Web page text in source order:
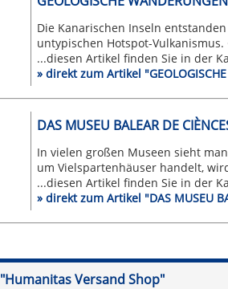
Die Kanarischen Inseln
untypischen Hotspot-Vulkanismus.
...diesen Artikel finden Sie in der
» direkt zum Artikel "GEOLOGISCHE
DAS MUSEU BALEAR DE
In vielen großen Museen sieht
um Vielspartenhäuser handelt,
...diesen Artikel finden Sie in der
» direkt zum Artikel "DAS MUSEU
"Humanitas Versand Shop"